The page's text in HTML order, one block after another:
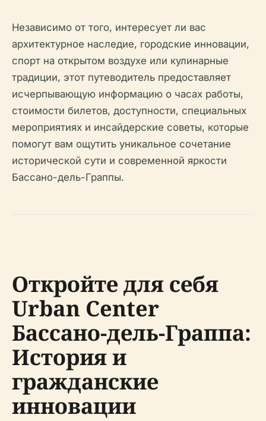
Независимо от того, интересует ли вас
архитектурное наследие, городские инновации,
спорт на открытом воздухе или кулинарные
традиции, этот путеводитель предоставляет
исчерпывающую информацию о часах работы,
стоимости билетов, доступности, специальных
мероприятиях и инсайдерские советы, которые
помогут вам ощутить уникальное сочетание
исторической сути и современной яркости
Бассано-дель-Граппы.
Откройте для себя
Urban Center
Бассано-дель-Граппа:
История и
гражданские
инновации